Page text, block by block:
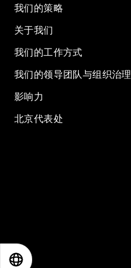
我们的策略
关于我们
我们的工作方式
我们的领导团队与组织治理
影响力
北京代表处